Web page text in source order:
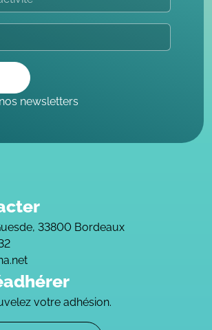
newsletters
33800 Bordeaux
votre adhésion.